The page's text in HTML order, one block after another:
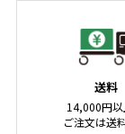
送料
14,000円以
ご注文は送